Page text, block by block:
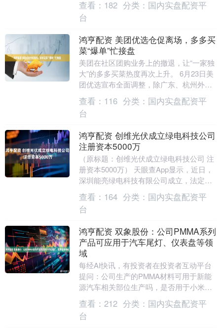
查看： 182 分类： 国内实盘配资平
台
鸿亨配资 美团优选仓促离场，多多买
菜“爆单”忙接盘
美团在社区团购业务上的撤退，让“一家独
大”的多多买菜热度再次上升。 6月23日美
团优选宣布全面调整，除广东、杭州外的
全国多省市暂停服务，集中火力投入战略
业务即时....
查看： 116 分类： 国内实盘配资平
台
鸿亨配资 创维光伏成立绿电科技公司
注册资本5000万
（原标题：创维光伏成立绿电科技公司 注
册资本5000万） 天眼查App显示，近日，
深圳能亮绿电科技有限公司成立，法定代
表人为黄永涛，注册资本5000万人民币，
经....
查看： 164 分类： 国内实盘配资平
台
鸿亨配资 双象股份：公司PMMA系列
产品可应用于汽车尾灯、仪表盘等领
域
每经AI快讯，有投资者在投资者互动平台
提问：公司生产的PMMA材料可用于新能
源汽车相关部位生产吗，是否用于小米新
能源汽车上？ 双象股份（002395.SZ）7
月....
查看： 212 分类： 国内实盘配资平
台